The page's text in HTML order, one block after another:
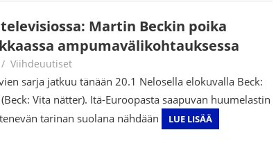
Martin Beckin poika
ampumavälikohtauksessa
mestanet
Viihdeuutiset
sarja jatkuu tänään 20.1 Nelosella elokuvalla Beck:
Vita nätter). Itä-Euroopasta saapuvan huumelastin
tarinan suolana nähdään
LUE LISÄÄ